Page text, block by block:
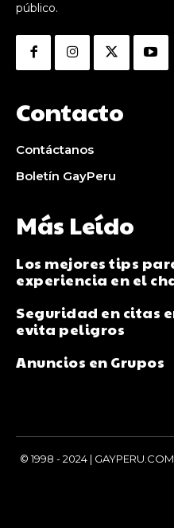
público.
Contacto
Contáctanos
Boletín GayPeru
Más Leído
Los mejores tips
experiencia en el
Seguridad en citas
evita peligros
Anuncios en Grupos
© 1998 - 2024 |